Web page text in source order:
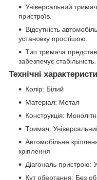
Універсальний
пристроїв.
Відсутність
установку простішою.
Тип тримача
забезпечує стабільність.
Технічні
Колір: Білий
Матеріал: Метал
Конструкція:
Тримач:
Автомобільне
кріплення
Діагональ пристрою:
Кут обертання: Без